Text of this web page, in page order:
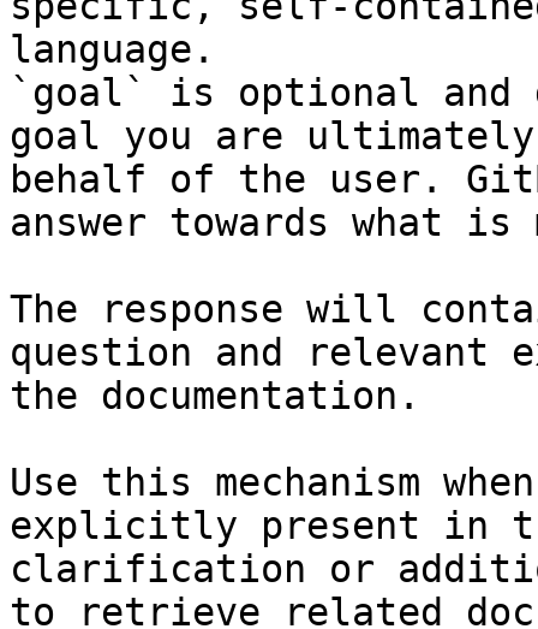
language.
`goal` is optional and
goal you are
behalf of the user.
answer towards what
The response will
question and relevant
the documentation.
Use this mechanism
explicitly present in
clarification or